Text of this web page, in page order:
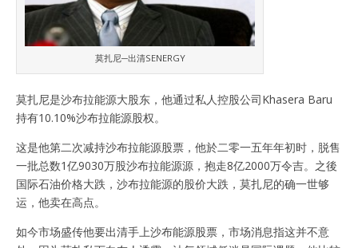
莫扎尼─出清SENERGY
莫扎尼是沙布拉能源大股东，他通过私人控股公司Khasera Baru
持有10.10%沙布拉能源股权。
这是他第二次减持沙布拉能源股票，他於二零一五年年初时，脱售
一批总数1亿9030万股沙布拉能源源，抱走8亿2000万令吉。之後
国际石油价格大跌，沙布拉能源的股价大跌，莫扎尼的确一世够
运，他卖在高点。
如今市场盛传他要出清手上沙布能源股票，市场消息指这并不意